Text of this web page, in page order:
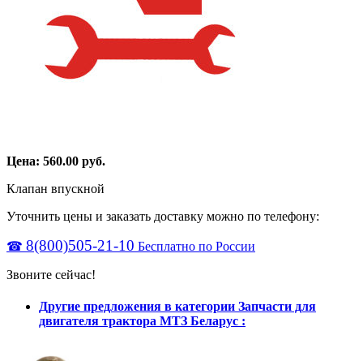
Цена: 560.00 руб.
Клапан впускной
Уточнить цены и заказать доставку можно по телефону:
☎ 8(800)505-21-10 Бесплатно по России
Звоните сейчас!
Другие предложения в категории Запчасти для
двигателя трактора МТЗ Беларус :